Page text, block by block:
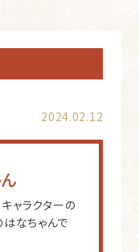
2024.02.12
ャラクターの
はなちゃんで